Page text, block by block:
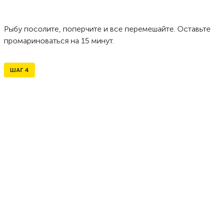
Рыбу посолите, поперчите и все перемешайте. Оставьте
промариноваться на 15 минут.
ШАГ 4